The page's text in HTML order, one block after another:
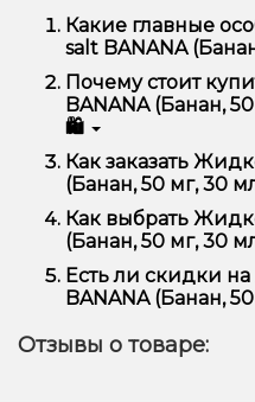
Какие главные
salt BANANA
Жидкость Flip salt
отличается высоким
использования и
Почему стоит
BANANA (Банан,
🛍️
Мы предлагаем
широкий
доставку. Кроме
скидки для клиентов!
Как заказать
(Банан, 50 мг, 30
Оформить заказ
Добавьте
50 мг, 30 мл) в
Перейдите к
доставки.
Подтвердите
Как выбрать
(Банан, 50 мг, 30
Выбор зависит от
если это кальян,
чаши, если вейп –
Есть ли скидки
BANANA (Банан,
специальные
Отзывы о товаре: